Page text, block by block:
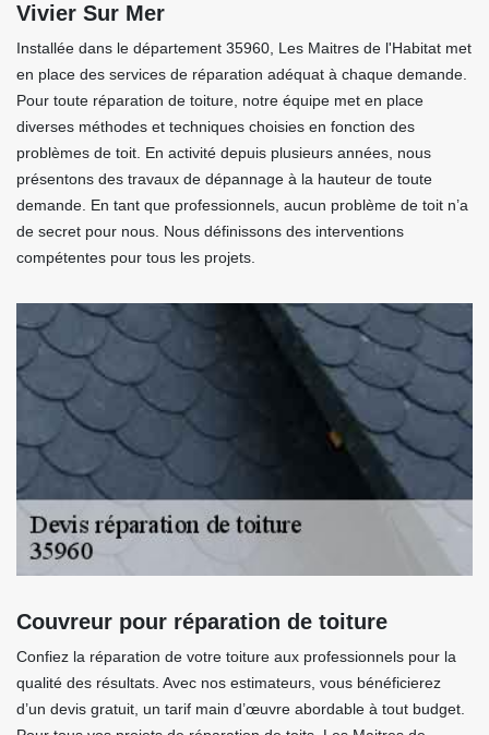
Vivier Sur Mer
Installée dans le département 35960, Les Maitres de l'Habitat met
en place des services de réparation adéquat à chaque demande.
Pour toute réparation de toiture, notre équipe met en place
diverses méthodes et techniques choisies en fonction des
problèmes de toit. En activité depuis plusieurs années, nous
présentons des travaux de dépannage à la hauteur de toute
demande. En tant que professionnels, aucun problème de toit n’a
de secret pour nous. Nous définissons des interventions
compétentes pour tous les projets.
Couvreur pour réparation de toiture
Confiez la réparation de votre toiture aux professionnels pour la
qualité des résultats. Avec nos estimateurs, vous bénéficierez
d’un devis gratuit, un tarif main d’œuvre abordable à tout budget.